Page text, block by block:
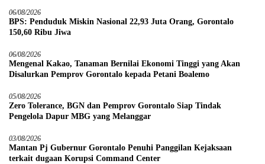
06/08/2026
BPS: Penduduk Miskin Nasional 22,93 Juta Orang, Gorontalo
150,60 Ribu Jiwa
06/08/2026
Mengenal Kakao, Tanaman Bernilai Ekonomi Tinggi yang Akan
Disalurkan Pemprov Gorontalo kepada Petani Boalemo
05/08/2026
Zero Tolerance, BGN dan Pemprov Gorontalo Siap Tindak
Pengelola Dapur MBG yang Melanggar
03/08/2026
Mantan Pj Gubernur Gorontalo Penuhi Panggilan Kejaksaan
terkait dugaan Korupsi Command Center